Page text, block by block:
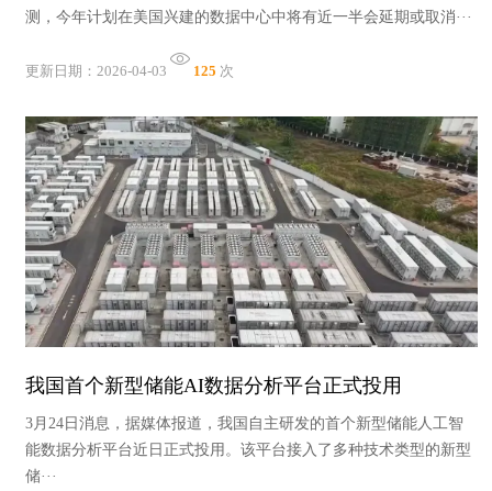
测，今年计划在美国兴建的数据中心中将有近一半会延期或取消···
更新日期：2026-04-03 125 次
我国首个新型储能AI数据分析平台正式投用
3月24日消息，据媒体报道，我国自主研发的首个新型储能人工智
能数据分析平台近日正式投用。该平台接入了多种技术类型的新型
储···